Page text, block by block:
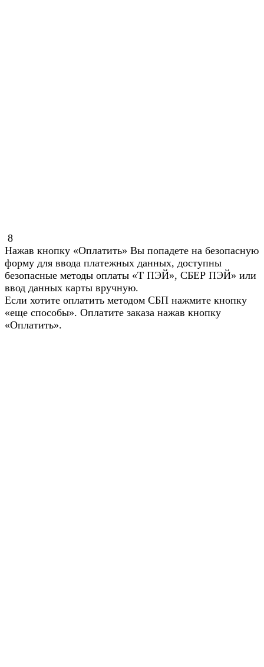
8
Нажав кнопку «Оплатить» Вы попадете на безопасную
форму для ввода платежных данных, доступны
безопасные методы оплаты «Т ПЭЙ», СБЕР ПЭЙ» или
ввод данных карты вручную.
Если хотите оплатить методом СБП нажмите кнопку
«еще способы». Оплатите заказа нажав кнопку
«Оплатить».